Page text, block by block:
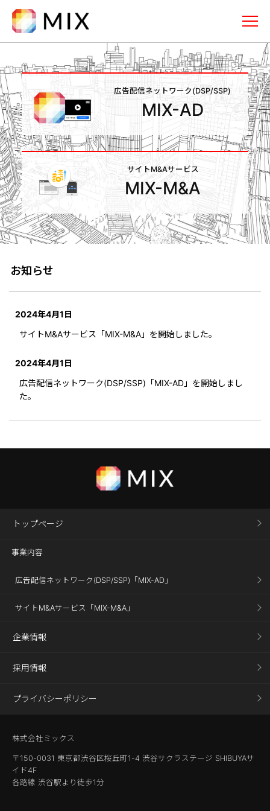
メニュー
トップページ
事業内容
広告配信ネットワーク(DSP/SSP)
「MIX-AD」
サイトM&Aサービス「MIX-M&A」
企業情報
採用情報
広告配信ネットワーク (DSP/SSP)
MIX-AD
サイトM&Aサービス
MIX-M&A
お知らせ
2024年4月1日
サイトM&Aサービス「MIX-M&A」を開始しました。
2024年4月1日
広告配信ネットワーク(DSP/SSP)「MIX-AD」を開始しまし
た。
トップページ
事業内容
広告配信ネットワーク(DSP/SSP)「MIX-AD」
サイトM&Aサービス「MIX-M&A」
企業情報
採用情報
プライバシーポリシー
株式会社ミックス
〒150-0031 東京都渋谷区桜丘町1-4 渋谷サクラステージ SHIBUYAサ
イド4F
各路線 渋谷駅より徒歩1分